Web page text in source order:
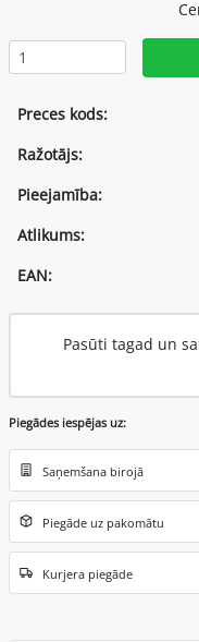
Preces kods:
Ražotājs:
Pieejamība:
Atlikums:
EAN:
Pasūti tagad un
Piegādes iespējas uz:
Saņemšana birojā
Piegāde uz pakomātu
Kurjera piegāde